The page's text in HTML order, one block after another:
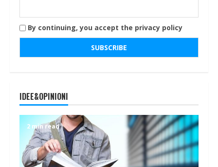
By continuing, you accept the privacy policy
IDEE&OPINIONI
2 min read